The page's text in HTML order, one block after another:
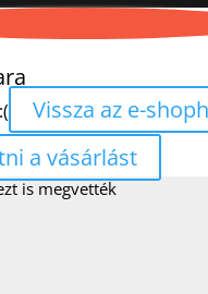
Vissza az e-
a vásárlást
is megvették